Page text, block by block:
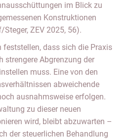
im Blick zu
Konstruktionen
ZEV 2025, 56).
dass sich die Praxis
strengere Abgrenzung der
muss. Eine von den
abweichende
ausnahmsweise erfolgen.
zu dieser neuen
wird, bleibt abzuwarten –
der steuerlichen Behandlung